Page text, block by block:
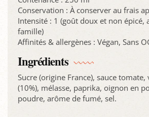
Conservation : À conserver au frais
Intensité : 1 (goût doux et non épicé,
famille)
Affinités & allergènes : Végan, Sans
Ingrédients
Sucre (origine France), sauce
(10%), mélasse, paprika, oignon en
poudre, arôme de fumé, sel.